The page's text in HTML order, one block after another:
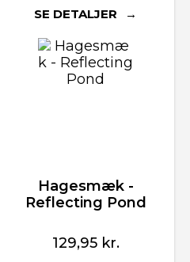
SE DETALJER
Hagesmæk -
Reflecting Pond
129,95 kr.